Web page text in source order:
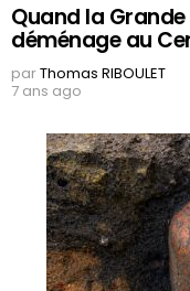
Quand la
déménage au
parThomas RIBOULET
7 ans ago